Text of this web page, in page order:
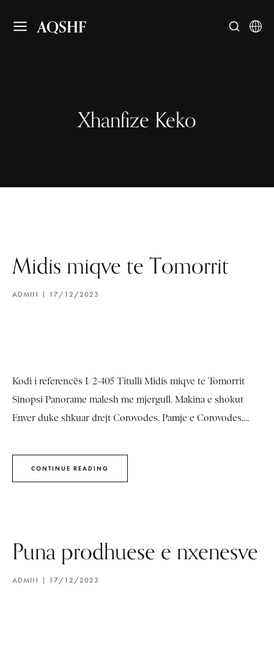
AQSHF
Xhanfize Keko
Midis miqve te Tomorrit
ADMIN 17/12/2023
Kodi i referencës I/2-405 Titulli Midis miqve te Tomorrit
Sinopsi Panorame malesh me mjergull. Makina e shokut
Enver duke shkuar drejt Corovodes. Pamje e Corovodes....
CONTINUE READING
Puna prodhuese e nxenesve
ADMIN 17/12/2023